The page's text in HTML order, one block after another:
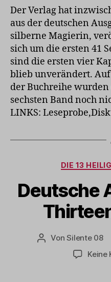
Der Verlag hat
aus der deutschen
silberne Magierin,
sich um die ersten 41
sind die ersten vier
blieb unverändert.
der Buchreihe
sechsten Band noch
LINKS:
DIE 13
Deutsche
Beitragsautor
VonSilente 08
Keine